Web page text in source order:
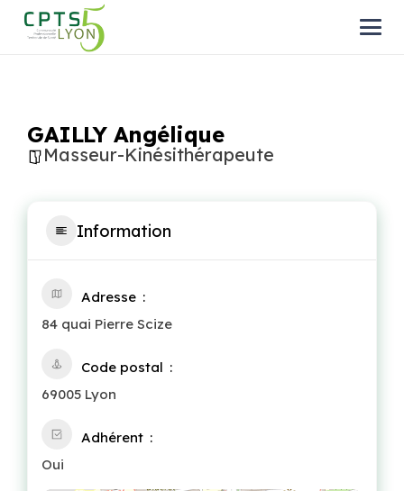
GAILLY Angélique
Masseur-Kinésithérapeute
Information
Adresse
84 quai Pierre Scize
Code postal
69005 Lyon
Adhérent
Oui